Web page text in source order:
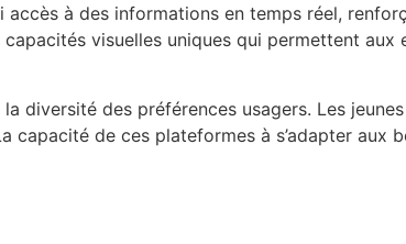
à des informations en temps réel,
visuelles uniques qui permettent aux
diversité des préférences usagers. Les
de ces plateformes à s’adapter aux